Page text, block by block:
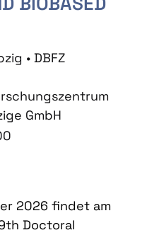
• DBFZ
GmbH
2026 findet am
Doctoral